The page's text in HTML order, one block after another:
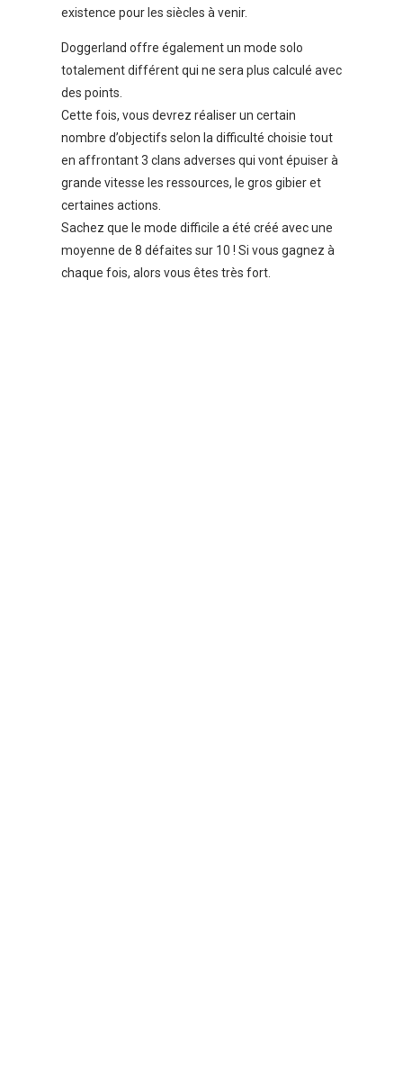
existence pour les siècles à venir.
Doggerland offre également un mode solo
totalement différent qui ne sera plus calculé avec
des points.
Cette fois, vous devrez réaliser un certain
nombre d’objectifs selon la difficulté choisie tout
en affrontant 3 clans adverses qui vont épuiser à
grande vitesse les ressources, le gros gibier et
certaines actions.
Sachez que le mode difficile a été créé avec une
moyenne de 8 défaites sur 10 ! Si vous gagnez à
chaque fois, alors vous êtes très fort.